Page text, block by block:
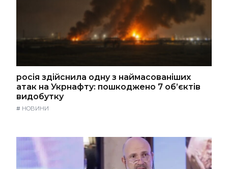
росія здійснила одну з наймасованіших
атак на Укрнафту: пошкоджено 7 об’єктів
видобутку
# НОВИНИ